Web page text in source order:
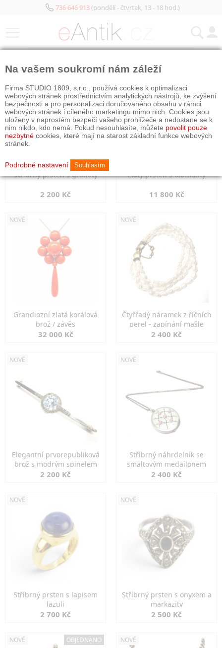
736 646 913(pondělí - čtvrtek, 13 - 18 hod.)
Stříbrný prsten s granáty
2 200 Kč
Zlatý prsten s diamanty
11 800 Kč
NOVÉ
Grandiozní zlatá korálová
brož / závěs
32 000 Kč
NOVÉ
Čtyřřadý náramek z říčních
perel - zapínání mašle
2 400 Kč
NOVÉ
Elegantní prvorepubliková
brož s modrým spinelem
2 200 Kč
NOVÉ
Stříbrný náhrdelník se
smaltovým medailonem
2 400 Kč
NOVÉ
Stříbrný prsten s lapisem
lazuli
2 700 Kč
NOVÉ
Stříbrný prsten s onyxem a
markazity
2 500 Kč
NOVÉ OBJEDNÁNO NOVÉ
Na vašem soukromí nám záleží
Firma STUDIO 1809, s.r.o., používá cookies k optimalizaci
webových stránek prostřednictvím analytických nástrojů, ke zvýšení
bezpečnosti a pro personalizaci doručovaného obsahu v rámci
webových stránek i cíleného marketingu mimo nich. Cookies jsou
uloženy v naprostém bezpečí vašeho prohlížeče a nedostane se k
nim nikdo, kdo nemá. Pokud nesouhlasíte, můžete povolit pouze
nezbytné cookies, které mají na starost základní funkce webových
stránek.
Podrobné nastavení Souhlasím